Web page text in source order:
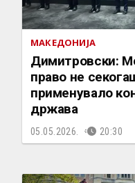
МАКЕДОНИЈА
Димитровски:
право не
применувало
држава
05.05.2026. 20:30